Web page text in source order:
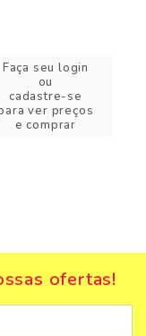
Faça seu login
ou
cadastre-se
ver preços
e comprar
ofertas!